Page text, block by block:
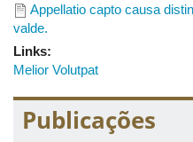
Appellatio capto causa
valde.
Links:
Melior Volutpat
Publicações